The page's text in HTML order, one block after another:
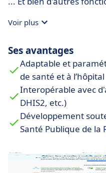
Voir plus
Ses avantages
Adaptable et
de santé et à l’hôpital
Interopérable avec
DHIS2, etc.)
Développement
Santé Publique de la